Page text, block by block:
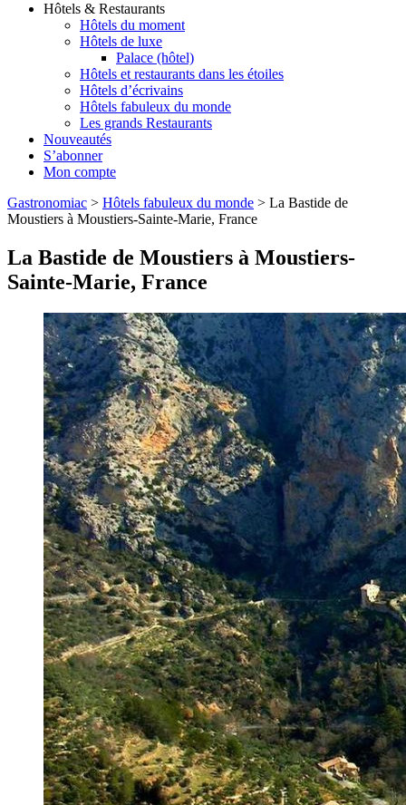
Hôtels & Restaurants
Hôtels du moment
Hôtels de luxe
Palace (hôtel)
Hôtels et restaurants dans les étoiles
Hôtels d’écrivains
Hôtels fabuleux du monde
Les grands Restaurants
Nouveautés
S’abonner
Mon compte
Gastronomiac > Hôtels fabuleux du monde > La Bastide de
Moustiers à Moustiers-Sainte-Marie, France
La Bastide de Moustiers à Moustiers-
Sainte-Marie, France